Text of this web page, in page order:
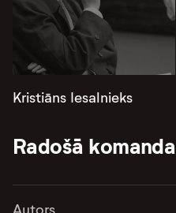
Kristiāns Iesalnieks
Radošā komanda